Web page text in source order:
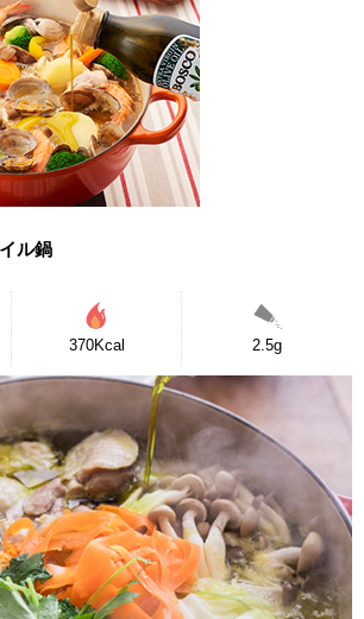
ル鍋
370Kcal 2.5g